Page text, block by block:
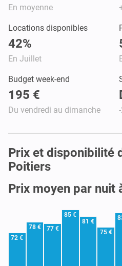
En moyenne
Locations disponibles
42%
En Juillet
Budget week-end
195 €
Du vendredi au dimanche
Prix et disponibilité
Poitiers
Prix moyen par nuit
72 €
78 € 77 €
85 €
81 €
75 €